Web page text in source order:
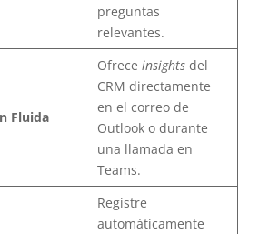
preguntas
relevantes.
Fluida
Ofrece insightsdel
CRM directamente
en el correo de
Outlook o durante
una llamada en
Teams.
Registre
automáticamente